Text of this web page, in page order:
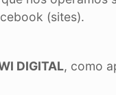
(sites).
DIGITAL, como